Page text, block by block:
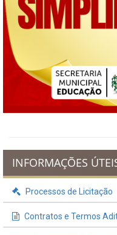
INFORMAÇÕES
Processos de Licitação
Contratos e Termos